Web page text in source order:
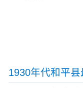
1930年代和平